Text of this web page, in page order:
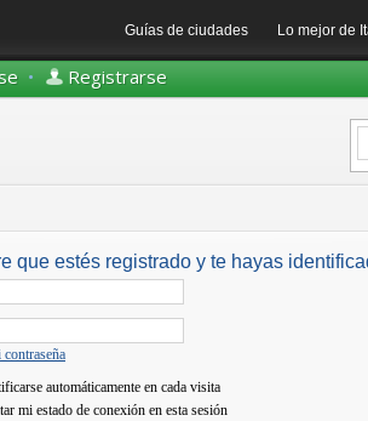
Guías de ciudades Lo mejor de
• Registrarse
que estés registrado y te hayas
automáticamente en cada visita
mi estado de conexión en esta sesión